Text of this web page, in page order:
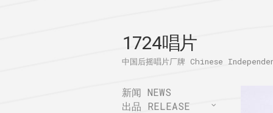
1724唱片
中国后摇唱片厂牌 Chinese
新闻 NEWS
出品 RELEASE